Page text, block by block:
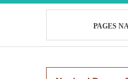
PAGES